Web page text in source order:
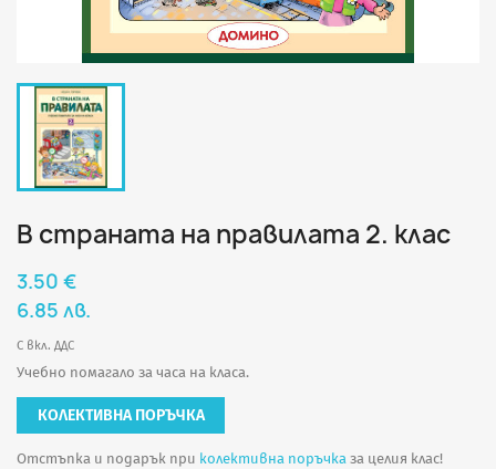
В страната на правилата 2. клас
3.50 €
6.85 лв.
С вкл. ДДС
Учебно помагало за часа на класа.
КОЛЕКТИВНА ПОРЪЧКА
Отстъпка и подарък при колективна поръчка за целия клас!